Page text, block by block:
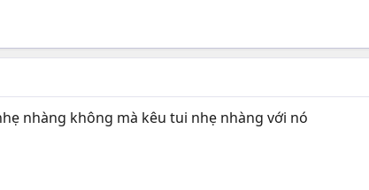
nhàng không mà kêu tui nhẹ nhàng với nó